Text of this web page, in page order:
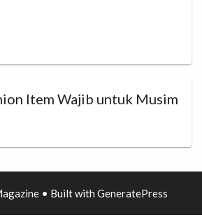
Item Wajib untuk Musim
• Built with GeneratePress